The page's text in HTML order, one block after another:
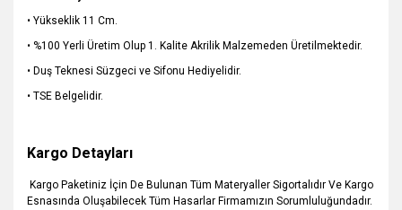
• Yükseklik 11 Cm.
• %100 Yerli Üretim Olup 1. Kalite Akrilik Malzemeden Üretilmektedir.
• Duş Teknesi Süzgeci ve Sifonu Hediyelidir.
• TSE Belgelidir.
Kargo Detayları
Kargo Paketiniz İçin De Bulunan Tüm Materyaller Sigortalıdır Ve Kargo
Esnasında Oluşabilecek Tüm Hasarlar Firmamızın Sorumluluğundadır.